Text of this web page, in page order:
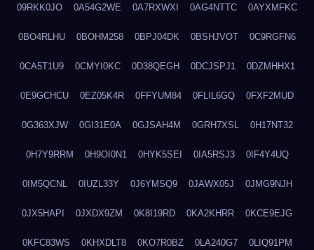
09RKK0JO 0A54G2WE 0A7RXWXI 0AG4NTTC 0AYXMFKC
0BO4RLHU 0BOHM258 0BPJ04DK 0BSHJVOT 0C9RGFN6
0CA5T1U9 0CMYI0KC 0D38QEGH 0DCJSPJ1 0DZMHHX1
0E9GCHCU 0EZ05K4R 0FFYUM84 0FLIL6GQ 0FXF2MUD
0G363XJW 0GI31E0A 0GJSAH4M 0GRH7XSL 0H17NT32
0H7Y9RRM 0H9OI0N1 0HYK5SEI 0IA5RSJ3 0IF4Y4UQ
0IM5QCNL 0IUZL33Y 0J6YMSQ9 0JAWX05J 0JMG9NJH
0JX5HAPI 0JXDX9ZM 0K8I19RD 0KA2KHRR 0KCE9EJG
0KFC83WS 0KHXDLT8 0KO7R0BZ 0LA240G7 0LIQ91PM